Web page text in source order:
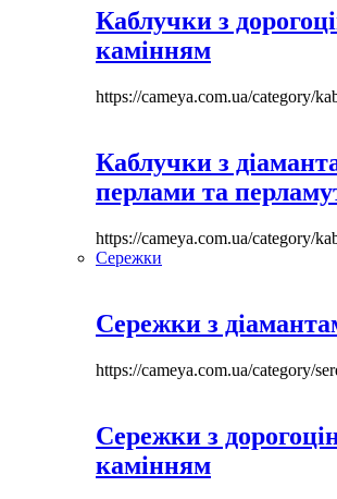
Каблучки з
камінням
https://cameya.com.ua/category/
Каблучки з
перлами та
https://cameya.com.ua/category/
Сережки
Сережки з
https://cameya.com.ua/category/
Сережки з
камінням